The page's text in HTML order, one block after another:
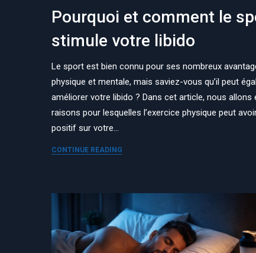
Pourquoi et comment le
stimule votre libido
Le sport est bien connu pour ses nombreux
physique et mentale, mais saviez-vous qu’il peut
améliorer votre libido ? Dans cet article, nous allons
raisons pour lesquelles l’exercice physique peut
positif sur votre…
CONTINUE READING